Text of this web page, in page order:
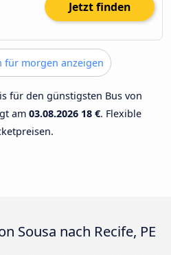
Jetzt finden
für morgen anzeigen
für den günstigsten Bus von
am 03.08.2026 18 €. Flexible
Sousa nach Recife, PE